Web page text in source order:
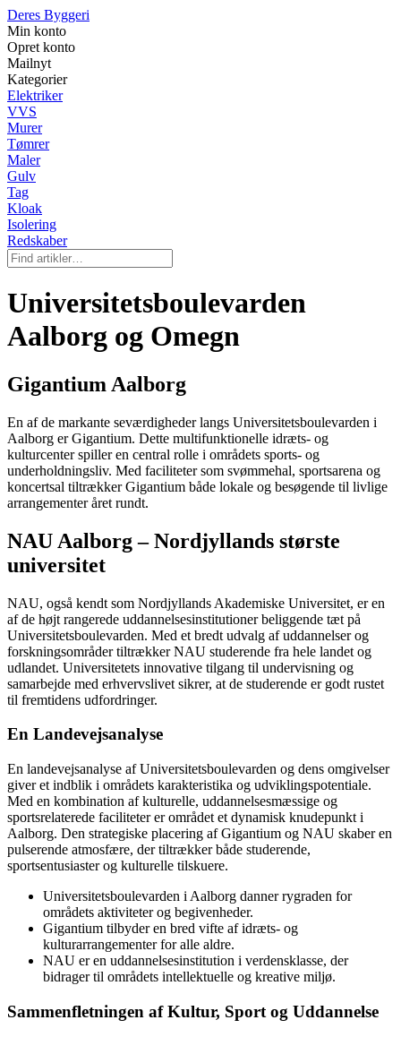
Deres Byggeri
Min konto
Opret konto
Mailnyt
Kategorier
Elektriker
VVS
Murer
Tømrer
Maler
Gulv
Tag
Kloak
Isolering
Redskaber
Universitetsboulevarden
Aalborg og Omegn
Gigantium Aalborg
En af de markante seværdigheder langs Universitetsboulevarden i
Aalborg er Gigantium. Dette multifunktionelle idræts- og
kulturcenter spiller en central rolle i områdets sports- og
underholdningsliv. Med faciliteter som svømmehal, sportsarena og
koncertsal tiltrækker Gigantium både lokale og besøgende til livlige
arrangementer året rundt.
NAU Aalborg – Nordjyllands største
universitet
NAU, også kendt som Nordjyllands Akademiske Universitet, er en
af de højt rangerede uddannelsesinstitutioner beliggende tæt på
Universitetsboulevarden. Med et bredt udvalg af uddannelser og
forskningsområder tiltrækker NAU studerende fra hele landet og
udlandet. Universitetets innovative tilgang til undervisning og
samarbejde med erhvervslivet sikrer, at de studerende er godt rustet
til fremtidens udfordringer.
En Landevejsanalyse
En landevejsanalyse af Universitetsboulevarden og dens omgivelser
giver et indblik i områdets karakteristika og udviklingspotentiale.
Med en kombination af kulturelle, uddannelsesmæssige og
sportsrelaterede faciliteter er området et dynamisk knudepunkt i
Aalborg. Den strategiske placering af Gigantium og NAU skaber en
pulserende atmosfære, der tiltrækker både studerende,
sportsentusiaster og kulturelle tilskuere.
Universitetsboulevarden i Aalborg danner rygraden for
områdets aktiviteter og begivenheder.
Gigantium tilbyder en bred vifte af idræts- og
kulturarrangementer for alle aldre.
NAU er en uddannelsesinstitution i verdensklasse, der
bidrager til områdets intellektuelle og kreative miljø.
Sammenfletningen af Kultur, Sport og Uddannelse